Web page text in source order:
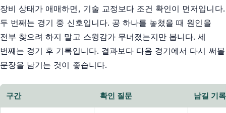
장비 상태가 애매하면, 기술 교정보다 조건 확인이 먼저입니다.
두 번째는 경기 중 신호입니다. 공 하나를 놓쳤을 때 원인을
전부 찾으려 하지 말고 스윙감가 무너졌는지만 봅니다. 세
번째는 경기 후 기록입니다. 결과보다 다음 경기에서 다시 써볼
문장을 남기는 것이 좋습니다.
구간 확인 질문 남길 기록